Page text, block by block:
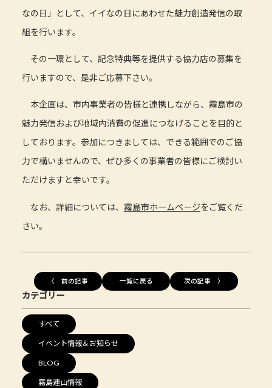
なの日」として、イイなの日にあわせた魅力創造発信の取
組を行います。
その一環として、記念特典等を提供する協力店の募集を
行いますので、是非ご応募下さい。
本企画は、市内事業者の皆様と連携しながら、霧島市の
魅力発信および地域内消費の促進につなげることを目的と
しております。参加につきましては、できる範囲でのご協
力で構いませんので、ぜひ多くの事業者の皆様にご検討い
ただけますと幸いです。
なお、詳細については、 霧島市ホームページをご覧くだ
さい。
〈 前の記事 一覧に戻る 次の記事 〉
カテゴリー
すべて
イベント情報＆お知らせ
BLOG
霧島連山情報